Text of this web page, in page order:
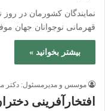
نمایندگان کشورمان در
قهرمانی نوجوانان جهان موفق به کسب
بیشتر بخوانید »
موسس و مدیرمسئول: دکتر
افتخارآفرینی